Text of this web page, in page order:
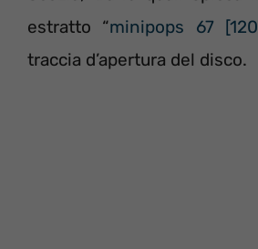
estratto “minipops 67
traccia d’apertura del disco.